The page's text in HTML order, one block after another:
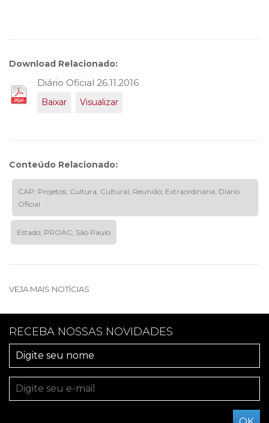
Download Relacionado:
Diário Oficial 26.11.2016
Baixar Visualizar
Conteúdo Relacionado:
CAP; Projetos; Cultura; Cultural; Reunião; Extraordinária; Diário
Oficial
Estado; PROAC; São Paulo
VEJA MAIS NOTÍCIAS
RECEBA NOSSAS NOVIDADES